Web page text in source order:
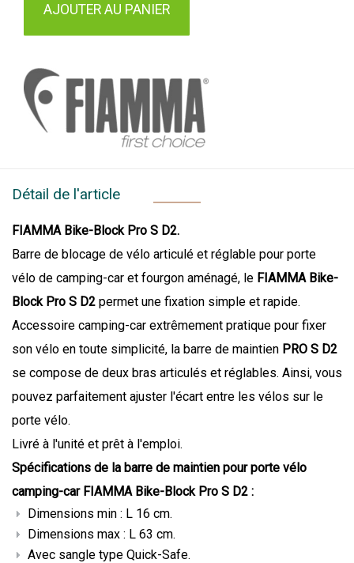
AJOUTER AU PANIER
Détail de l'article
FIAMMA Bike-Block Pro S D2.
Barre de blocage de vélo articulé et réglable pour porte
vélo de camping-car et fourgon aménagé, le FIAMMA Bike-
Block Pro S D2 permet une fixation simple et rapide.
Accessoire camping-car extrêmement pratique pour fixer
son vélo en toute simplicité, la barre de maintien PRO S D2
se compose de deux bras articulés et réglables. Ainsi, vous
pouvez parfaitement ajuster l'écart entre les vélos sur le
porte vélo.
Livré à l'unité et prêt à l'emploi.
Spécifications de la barre de maintien pour porte vélo
camping-car FIAMMA Bike-Block Pro S D2 :
Dimensions min : L 16 cm.
Dimensions max : L 63 cm.
Avec sangle type Quick-Safe.